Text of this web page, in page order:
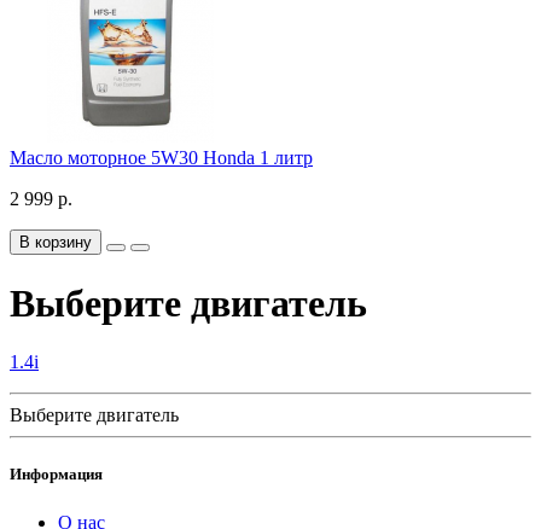
Масло моторное 5W30 Honda 1 литр
2 999 р.
В корзину
Выберите двигатель
1.4i
Выберите двигатель
Информация
О нас